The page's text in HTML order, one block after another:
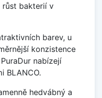
růst bakterií v
barev, u
konzistence
nabízejí
BLANCO.
hedvábný a